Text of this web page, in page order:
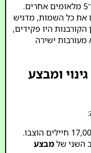
את כל השמות, מדגיש
היו פקידים,
מעורבות ישירה
ומבצע
השני שלמבצע